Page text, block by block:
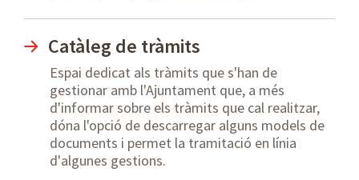
Catàleg de tràmits
Espai dedicat als tràmits que s'han de
gestionar amb l'Ajuntament que, a més
d'informar sobre els tràmits que cal realitzar,
dóna l'opció de descarregar alguns models de
documents i permet la tramitació en línia
d'algunes gestions.